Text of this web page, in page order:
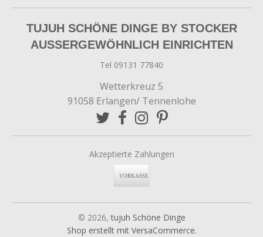
TUJUH SCHÖNE DINGE BY STOCKER
AUSSERGEWÖHNLICH EINRICHTEN
Tel 09131 77840
Wetterkreuz 5
91058 Erlangen/ Tennenlohe
Akzeptierte Zahlungen
© 2026,tujuh Schöne Dinge
Shop erstellt mit VersaCommerce.